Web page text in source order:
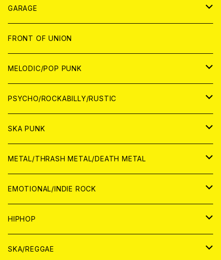
ANALOG
GARAGE
JAPAN
アナログ
CD
WORLD
アナログ
CD
FRONT OF UNION
MELODIC/POP PUNK
JAPAN
CD
ANALOG
WORLD
CD
ANALOG
PSYCHO/ROCKABILLY/RUSTIC
JAPAN
CD
ANALOG
WORLD
CD
ANALOG
SKA PUNK
JAPAN
CD
ANALOG
WORLD
CD
ANALOG
METAL/THRASH METAL/DEATH METAL
JAPAN
CD
ANALOG
WORLD
ANALOG
EMOTIONAL/INDIE ROCK
JAPAN
CD
WORLD
HIPHOP
JAPAN
SKA/REGGAE